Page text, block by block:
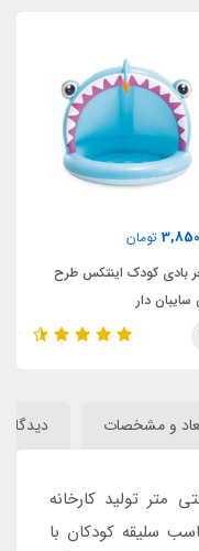
3,400,000
استخر بادی سه رینگ کودک
اینتکس طرح جدید قطر 147
و مشخصات
147 سانتی متر تولید کارخانه
مناسب سلیقه کودکان با